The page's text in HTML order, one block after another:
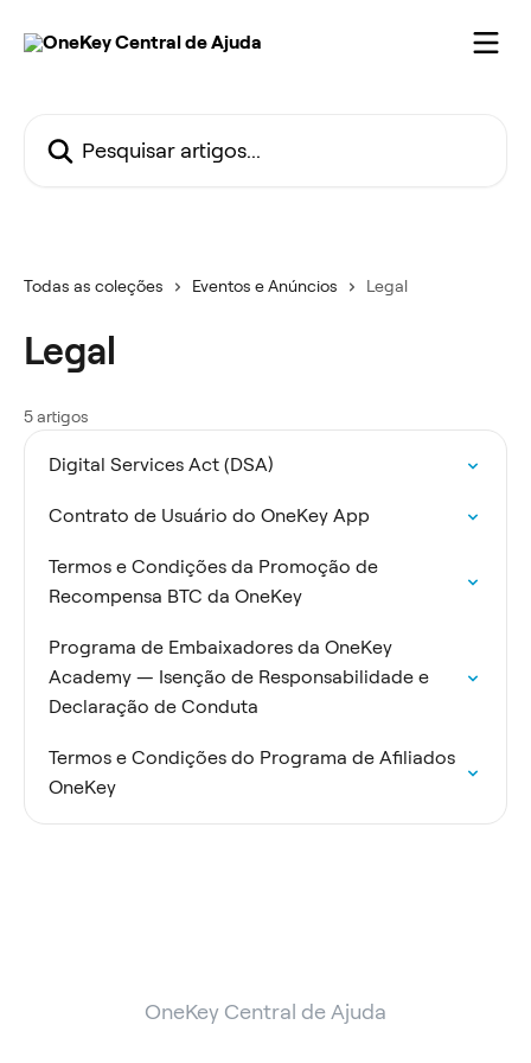
Todas as coleções Eventos e Anúncios Legal
Legal
5 artigos
Digital Services Act (DSA)
Contrato de Usuário do OneKey App
Termos e Condições da Promoção de
Recompensa BTC da OneKey
Programa de Embaixadores da OneKey
Academy — Isenção de Responsabilidade e
Declaração de Conduta
Termos e Condições do Programa de Afiliados
OneKey
OneKey Central de Ajuda